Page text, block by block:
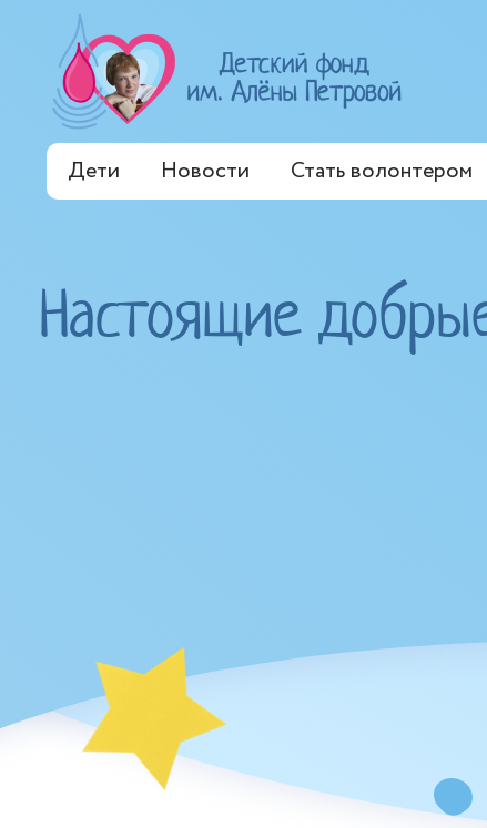
Дети Новости Стать волонтером
Настоящие